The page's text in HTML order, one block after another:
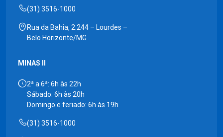
(31) 3516-1000
Rua da Bahia, 2.244 – Lourdes –
Belo Horizonte/MG
MINAS II
2ª a 6ª: 6h às 22h
Sábado: 6h às 20h
Domingo e feriado: 6h às 19h
(31) 3516-1000